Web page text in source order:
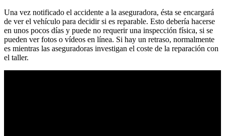
Una vez notificado el accidente a la aseguradora, ésta se encargará
de ver el vehículo para decidir si es reparable. Esto debería hacerse
en unos pocos días y puede no requerir una inspección física, si se
pueden ver fotos o vídeos en línea. Si hay un retraso, normalmente
es mientras las aseguradoras investigan el coste de la reparación con
el taller.